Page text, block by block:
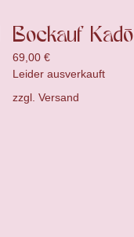
Bockauf Kadō
69,00€
Leider ausverkauft
zzgl.Versand